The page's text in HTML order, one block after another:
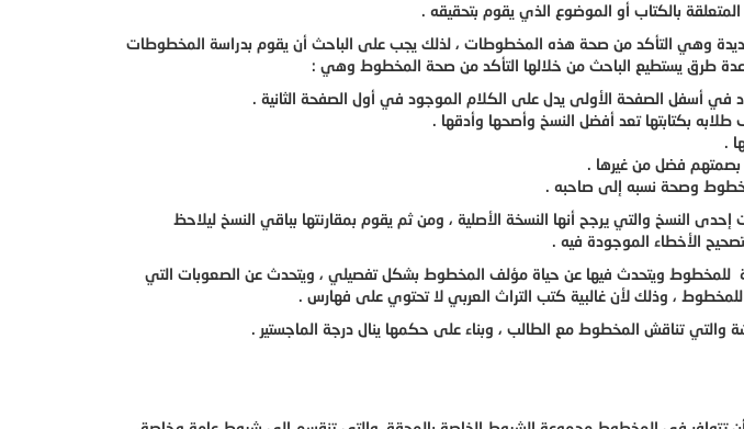
بالكتاب أو الموضوع الذي يقوم بتحقيقه .
وهي التأكد من صحة هذه المخطوطات ، لذلك يجب على الباحث أن يقوم بدراسة المخطوطات
عدة طرق يستطيع الباحث من خلالها التأكد من صحة المخطوط وهي :
في أسفل الصفحة الأولى يدل على الكلام الموجود في أول الصفحة الثانية .
طلابه بكتابتها تعد أفضل النسخ وأصحها وأدقها .
.
بصمتهم فضل من غيرها .
وصحة نسبه إلى صاحبه .
النسخ والتي يرجح أنها النسخة الأصلية ، ومن ثم يقوم بمقارنتها بباقي النسخ ليلاحظ
الأخطاء الموجودة فيه .
للمخطوط ويتحدث فيها عن حياة مؤلف المخطوط بشكل تفصيلي ، ويتحدث عن الصعوبات التي
، وذلك لأن غالبية كتب التراث العربي لا تحتوي على فهارس .
والتي تناقش المخطوط مع الطالب ، وبناء على حكمها ينال درجة الماجستير .